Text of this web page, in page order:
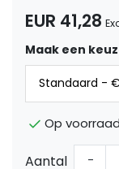
EUR 41,28
Maak een
Op
Aantal -